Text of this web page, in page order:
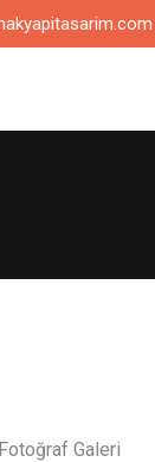
Fotoğraf Galeri